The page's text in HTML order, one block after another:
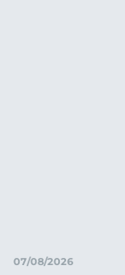
07/08/2026